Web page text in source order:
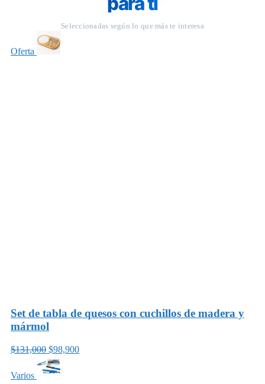
Seleccionadas según lo que más te interesa
Oferta
Set de tabla de quesos con cuchillos de madera y
mármol
$131,000 $98,900
Varios